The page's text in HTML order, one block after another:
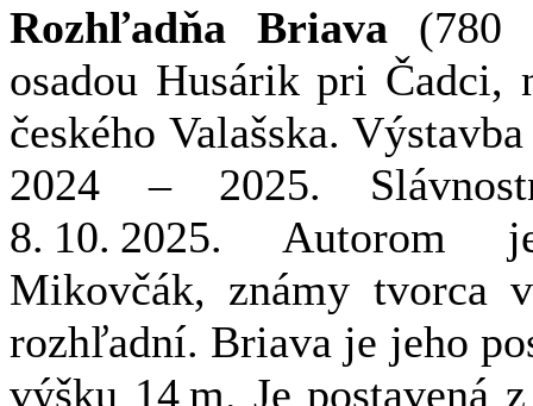
Rozhľadňa Briava (780
osadou Husárik pri Čadci,
českého Valašska.
2024 – 2025.
8. 10. 2025. Autorom
Mikovčák, známy tvorca
rozhľadní. Briava je jeho
výšku 14 m. Je postavená